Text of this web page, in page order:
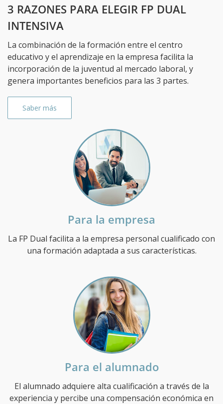
3 RAZONES PARA ELEGIR FP DUAL
INTENSIVA
La combinación de la formación entre el centro
educativo y el aprendizaje en la empresa facilita la
incorporación de la juventud al mercado laboral, y
genera importantes beneficios para las 3 partes.
Saber más
Para la empresa
La FP Dual facilita a la empresa personal cualificado con
una formación adaptada a sus características.
Para el alumnado
El alumnado adquiere alta cualificación a través de la
experiencia y percibe una compensación económica en